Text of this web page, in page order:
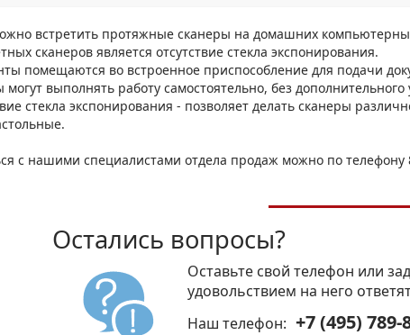
встретить протяжные сканеры на домашних
сканеров является отсутствие стекла экспонирования.
помещаются во встроенное приспособление для подачи
могут выполнять работу самостоятельно, без дополнительного
стекла экспонирования - позволяет делать сканеры
с нашими специалистами отдела продаж можно по телефону
Остались вопросы?
Оставьте свой телефон или
удовольствием на него
Наш телефон: +7 (495) 789-